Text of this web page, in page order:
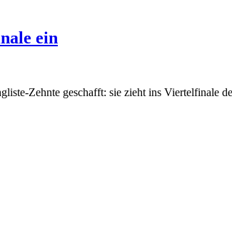
ein
Zehnte geschafft: sie zieht ins Viertelfinale